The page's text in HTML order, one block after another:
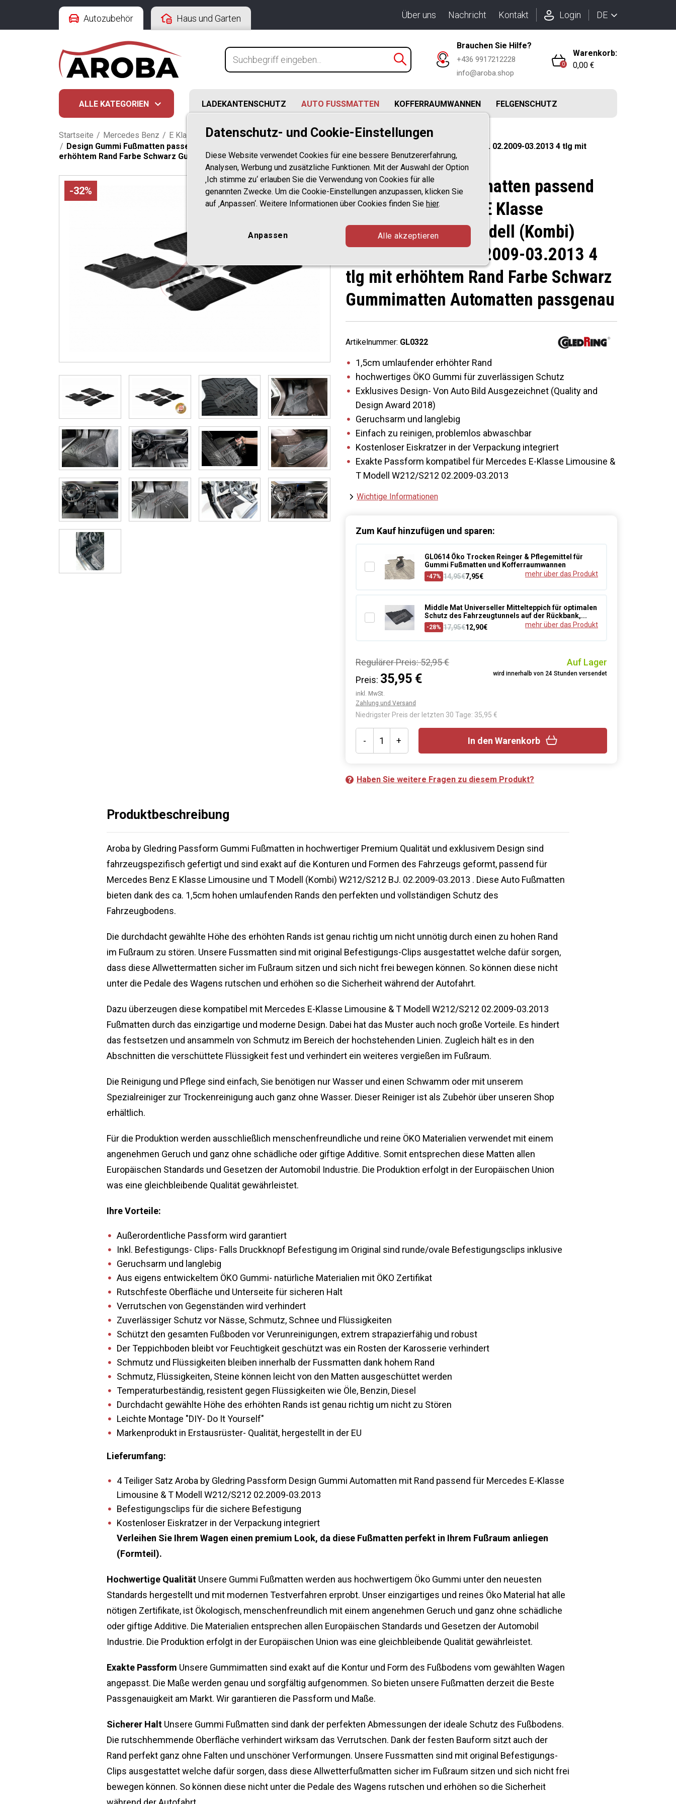
Autozubehör Haus und Garten Über uns Nachricht Kontakt Login DE
Brauchen Sie Hilfe?
+436 9917212228
info@aroba.shop
0
Warenkorb:
0,00 €
ALLE KATEGORIEN LADEKANTENSCHUTZ AUTO FUSSMATTEN KOFFERRAUMWANNEN FELGENSCHUTZ
Startseite / Mercedes Benz / E Klasse / Kombi S212 (11.2009-08.2016)
/ Design Gummi Fußmatten passend für Mercedes Benz E Klasse Limousine und T Modell (Kombi) W212/S212 BJ. 02.2009-03.2013 4 tlg mit
erhöhtem Rand Farbe Schwarz Gummimatten Automatten passgenau
-32%
Design Gummi Fußmatten passend
für Mercedes Benz E Klasse
Limousine und T Modell (Kombi)
W212/S212 BJ. 02.2009-03.2013 4
tlg mit erhöhtem Rand Farbe Schwarz
Gummimatten Automatten passgenau
Artikelnummer: GL0322
1,5cm umlaufender erhöhter Rand
hochwertiges ÖKO Gummi für zuverlässigen Schutz
Exklusives Design- Von Auto Bild Ausgezeichnet (Quality and
Design Award 2018)
Geruchsarm und langlebig
Einfach zu reinigen, problemlos abwaschbar
Kostenloser Eiskratzer in der Verpackung integriert
Exakte Passform kompatibel für Mercedes E-Klasse Limousine &
T Modell W212/S212 02.2009-03.2013
Wichtige Informationen
Zum Kauf hinzufügen und sparen:
GL0614 Öko Trocken Reinger & Pflegemittel für
Gummi Fußmatten und Kofferraumwannen
-47% 14,95€7,95€ mehr über das Produkt
Middle Mat Universeller Mittelteppich für optimalen
Schutz des Fahrzeugtunnels auf der Rückbank,...
-28% 17,95€12,90€ mehr über das Produkt
Auf Lager
wird innerhalb von 24 Stunden versendet
Regulärer Preis:52,95 €
Preis: 35,95 €
inkl. MwSt.
Zahlung und Versand
Niedrigster Preis der letzten 30 Tage: 35,95 €
- + In den Warenkorb
Haben Sie weitere Fragen zu diesem Produkt?
Produktbeschreibung
Aroba by Gledring Passform Gummi Fußmatten in hochwertiger Premium Qualität und exklusivem Design sind
fahrzeugspezifisch gefertigt und sind exakt auf die Konturen und Formen des Fahrzeugs geformt, passend für
Mercedes Benz E Klasse Limousine und T Modell (Kombi) W212/S212 BJ. 02.2009-03.2013 . Diese Auto Fußmatten
bieten dank des ca. 1,5cm hohen umlaufenden Rands den perfekten und vollständigen Schutz des
Fahrzeugbodens.
Die durchdacht gewählte Höhe des erhöhten Rands ist genau richtig um nicht unnötig durch einen zu hohen Rand
im Fußraum zu stören. Unsere Fussmatten sind mit original Befestigungs-Clips ausgestattet welche dafür sorgen,
dass diese Allwettermatten sicher im Fußraum sitzen und sich nicht frei bewegen können. So können diese nicht
unter die Pedale des Wagens rutschen und erhöhen so die Sicherheit während der Autofahrt.
Dazu überzeugen diese kompatibel mit Mercedes E-Klasse Limousine & T Modell W212/S212 02.2009-03.2013
Fußmatten durch das einzigartige und moderne Design. Dabei hat das Muster auch noch große Vorteile. Es hindert
das festsetzen und ansammeln von Schmutz im Bereich der hochstehenden Linien. Zugleich hält es in den
Abschnitten die verschüttete Flüssigkeit fest und verhindert ein weiteres vergießen im Fußraum.
Die Reinigung und Pflege sind einfach, Sie benötigen nur Wasser und einen Schwamm oder mit unserem
Spezialreiniger zur Trockenreinigung auch ganz ohne Wasser. Dieser Reiniger ist als Zubehör über unseren Shop
erhältlich.
Für die Produktion werden ausschließlich menschenfreundliche und reine ÖKO Materialien verwendet mit einem
angenehmen Geruch und ganz ohne schädliche oder giftige Additive. Somit entsprechen diese Matten allen
Europäischen Standards und Gesetzen der Automobil Industrie. Die Produktion erfolgt in der Europäischen Union
was eine gleichbleibende Qualität gewährleistet.
Ihre Vorteile:
Außerordentliche Passform wird garantiert
Inkl. Befestigungs- Clips- Falls Druckknopf Befestigung im Original sind runde/ovale Befestigungsclips inklusive
Geruchsarm und langlebig
Aus eigens entwickeltem ÖKO Gummi- natürliche Materialien mit ÖKO Zertifikat
Rutschfeste Oberfläche und Unterseite für sicheren Halt
Verrutschen von Gegenständen wird verhindert
Zuverlässiger Schutz vor Nässe, Schmutz, Schnee und Flüssigkeiten
Schützt den gesamten Fußboden vor Verunreinigungen, extrem strapazierfähig und robust
Der Teppichboden bleibt vor Feuchtigkeit geschützt was ein Rosten der Karosserie verhindert
Schmutz und Flüssigkeiten bleiben innerhalb der Fussmatten dank hohem Rand
Schmutz, Flüssigkeiten, Steine können leicht von den Matten ausgeschüttet werden
Temperaturbeständig, resistent gegen Flüssigkeiten wie Öle, Benzin, Diesel
Durchdacht gewählte Höhe des erhöhten Rands ist genau richtig um nicht zu Stören
Leichte Montage "DIY- Do It Yourself"
Markenprodukt in Erstausrüster- Qualität, hergestellt in der EU
Lieferumfang:
4 Teiliger Satz Aroba by Gledring Passform Design Gummi Automatten mit Rand passend für Mercedes E-Klasse
Limousine & T Modell W212/S212 02.2009-03.2013
Befestigungsclips für die sichere Befestigung
Kostenloser Eiskratzer in der Verpackung integriert
Verleihen Sie Ihrem Wagen einen premium Look, da diese Fußmatten perfekt in Ihrem Fußraum anliegen
(Formteil).
Hochwertige Qualität Unsere Gummi Fußmatten werden aus hochwertigem Öko Gummi unter den neuesten
Standards hergestellt und mit modernen Testverfahren erprobt. Unser einzigartiges und reines Öko Material hat alle
nötigen Zertifikate, ist Ökologisch, menschenfreundlich mit einem angenehmen Geruch und ganz ohne schädliche
oder giftige Additive. Die Materialien entsprechen allen Europäischen Standards und Gesetzen der Automobil
Industrie. Die Produktion erfolgt in der Europäischen Union was eine gleichbleibende Qualität gewährleistet.
Exakte Passform Unsere Gummimatten sind exakt auf die Kontur und Form des Fußbodens vom gewählten Wagen
angepasst. Die Maße werden genau und sorgfältig aufgenommen. So bieten unsere Fußmatten derzeit die Beste
Passgenauigkeit am Markt. Wir garantieren die Passform und Maße.
Sicherer Halt Unsere Gummi Fußmatten sind dank der perfekten Abmessungen der ideale Schutz des Fußbodens.
Die rutschhemmende Oberfläche verhindert wirksam das Verrutschen. Dank der festen Bauform sitzt auch der
Rand perfekt ganz ohne Falten und unschöner Verformungen. Unsere Fussmatten sind mit original Befestigungs-
Clips ausgestattet welche dafür sorgen, dass diese Allwetterfußmatten sicher im Fußraum sitzen und sich nicht frei
bewegen können. So können diese nicht unter die Pedale des Wagens rutschen und erhöhen so die Sicherheit
Datenschutz- und Cookie-Einstellungen
Diese Website verwendet Cookies für eine bessere Benutzererfahrung,
Analysen, Werbung und zusätzliche Funktionen. Mit der Auswahl der Option
‚Ich stimme zu‘ erlauben Sie die Verwendung von Cookies für alle
genannten Zwecke. Um die Cookie-Einstellungen anzupassen, klicken Sie
auf ‚Anpassen‘. Weitere Informationen über Cookies finden Sie hier.
Anpassen Alle akzeptieren